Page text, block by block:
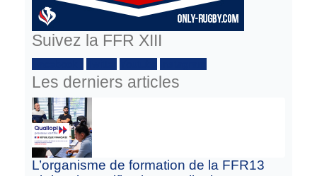
Suivez la FFR XIII
Les derniers articles
L’organisme de formation de la FFR13